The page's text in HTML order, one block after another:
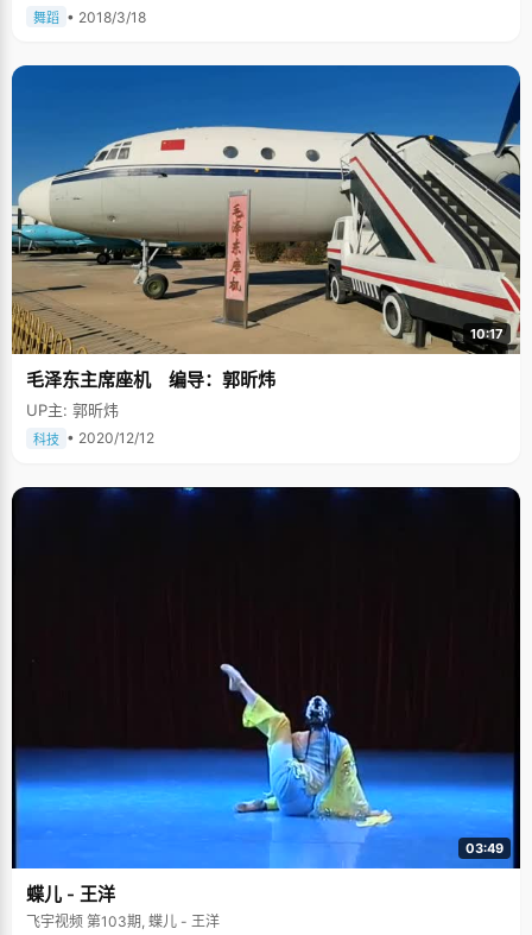
舞蹈 • 2018/3/18
10:17
毛泽东主席座机 编导：郭昕炜
UP主: 郭昕炜
科技 • 2020/12/12
03:49
蝶儿 - 王洋
飞宇视频 第103期, 蝶儿 - 王洋